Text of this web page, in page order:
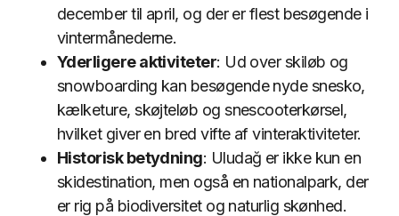
december til april, og der er flest besøgende i
vintermånederne.
Yderligere aktiviteter: Ud over skiløb og
snowboarding kan besøgende nyde snesko,
kælketure, skøjteløb og snescooterkørsel,
hvilket giver en bred vifte af vinteraktiviteter.
Historisk betydning: Uludağ er ikke kun en
skidestination, men også en nationalpark, der
er rig på biodiversitet og naturlig skønhed.